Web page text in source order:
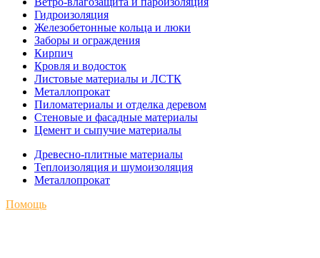
Гидроизоляция
Железобетонные кольца и люки
Заборы и ограждения
Кирпич
Кровля и водосток
Листовые материалы и ЛСТК
Металлопрокат
Пиломатериалы и отделка деревом
Стеновые и фасадные материалы
Цемент и сыпучие материалы
Древесно-плитные материалы
Теплоизоляция и шумоизоляция
Металлопрокат
Помощь